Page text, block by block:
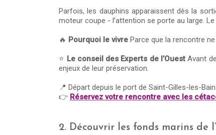
Parfois, les dauphins apparaissent dès la
moteur coupe - l’attention se porte au large.
🔥 Pourquoi le vivre Parce que la rencontre
⭐ Le conseil des Experts de l’OuestAvant
enjeux de leur préservation.
📍 Départ depuis le port de Saint-Gilles-les-
👉 Réservez votre rencontre avec les
2. Découvrir les fonds marins de